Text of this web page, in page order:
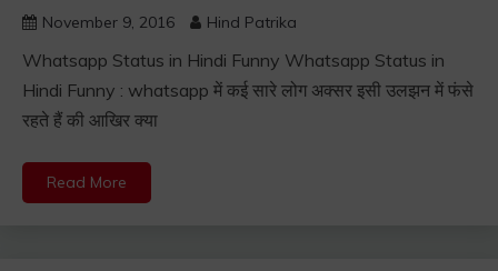
November 9, 2016 Hind Patrika
Whatsapp Status in Hindi Funny Whatsapp Status in
Hindi Funny : whatsapp में कई सारे लोग अक्सर इसी उलझन में फंसे
रहते हैं की आखिर क्या
Read More